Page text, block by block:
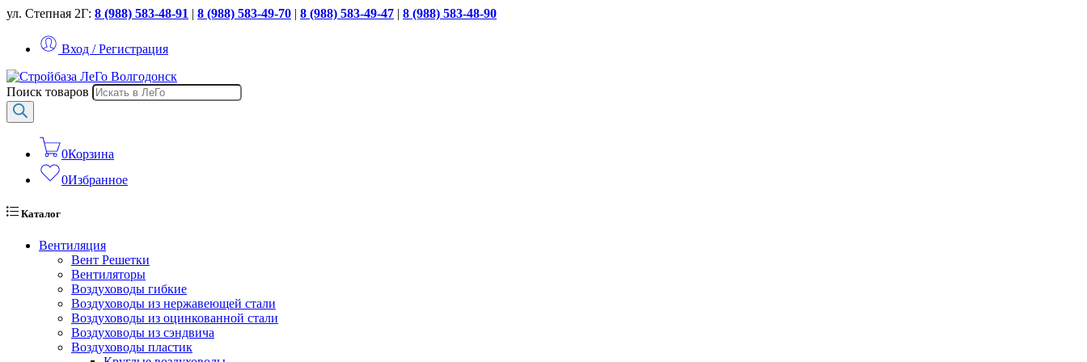
ул. Степная 2Г: 8 (988) 583-48-91 | 8 (988) 583-49-70 | 8 (988) 583-49-47 | 8 (988) 583-48-90
Вход / Регистрация
Поиск товаров
0Корзина
0Избранное
Каталог
Вентиляция
Вент Решетки
Вентиляторы
Воздуховоды гибкие
Воздуховоды из нержавеющей стали
Воздуховоды из оцинкованной стали
Воздуховоды из сэндвича
Воздуховоды пластик